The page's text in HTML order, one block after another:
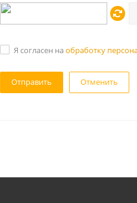
Я согласен на обработку
Отменить